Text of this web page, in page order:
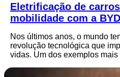
Eletrificação de
mobilidade com a BYD
Nos últimos anos, o mundo
revolução tecnológica que
vidas. Um dos exemplos mais